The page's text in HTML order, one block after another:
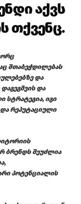
აქვს
თქვენც.
შთაბეჭდილებას
და
და
სტრატეგია, იგი
რეპუტაციული
ბრენდს შეუძლია
პოტენციალის